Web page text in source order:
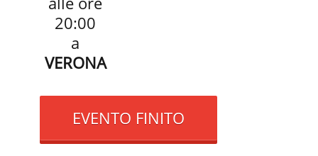
20:00
a
VERONA
EVENTO FINITO